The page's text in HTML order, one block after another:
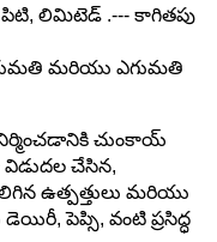
పిటి, లిమిటెడ్ .--- కాగితపు
మరియు ఎగుమతి
నిర్మించడానికి చుంకాయ్
చేసిన,
ఉత్పత్తులు మరియు
డెయిరీ, పెప్సి, వంటి ప్రసిద్ధ